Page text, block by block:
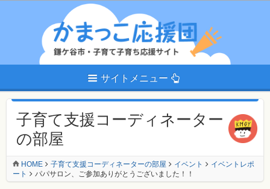
サイトメニュー
子育て支援コーディネーター
の部屋
HOME 子育て支援コーディネーターの部屋 イベント
イベントレポ
ート
パパサロン、ご参加ありがとうございました！！